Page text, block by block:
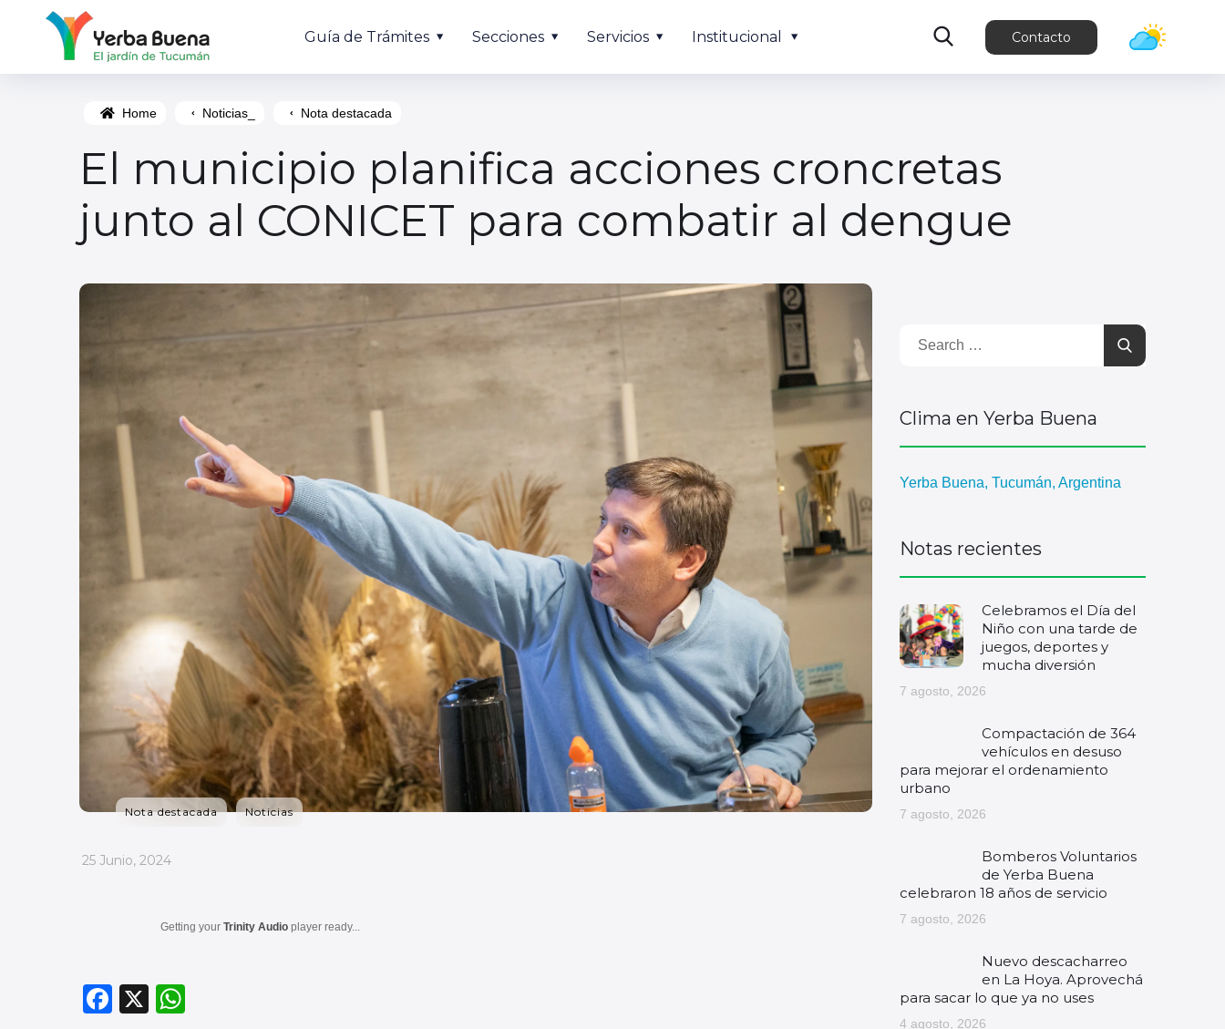
Guía de Trámites Secciones Servicios Institucional Contacto
Home Noticias_ Nota destacada
El municipio planifica acciones croncretas
junto al CONICET para combatir al dengue
Nota destacada Noticias
_
25 Junio, 2024
Getting your Trinity Audio player ready...
F
X
Clima en Yerba Buena
Yerba Buena, Tucumán, Argentina
Notas recientes
Celebramos el Día del
Niño con una tarde de
juegos, deportes y
mucha diversión
7 agosto, 2026
Compactación de 364
vehículos en desuso
para mejorar el ordenamiento
urbano
7 agosto, 2026
Bomberos Voluntarios
de Yerba Buena
celebraron 18 años de servicio
7 agosto, 2026
Nuevo descacharreo
en La Hoya. Aprovechá
para sacar lo que ya no uses
4 agosto, 2026